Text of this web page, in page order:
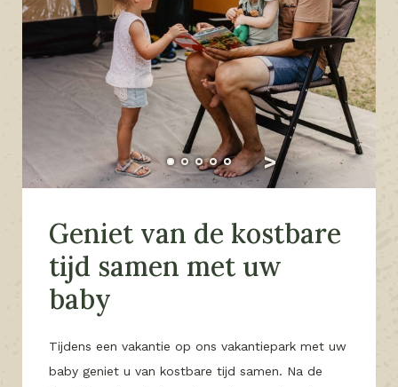
Geniet van de kostbare
tijd samen met uw
baby
Tijdens een vakantie op ons vakantiepark met uw
baby geniet u van kostbare tijd samen. Na de